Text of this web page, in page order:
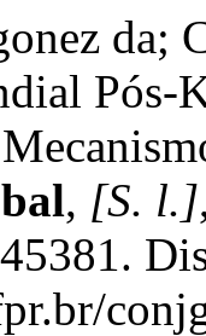
da;
Pós-
, [S. l.]